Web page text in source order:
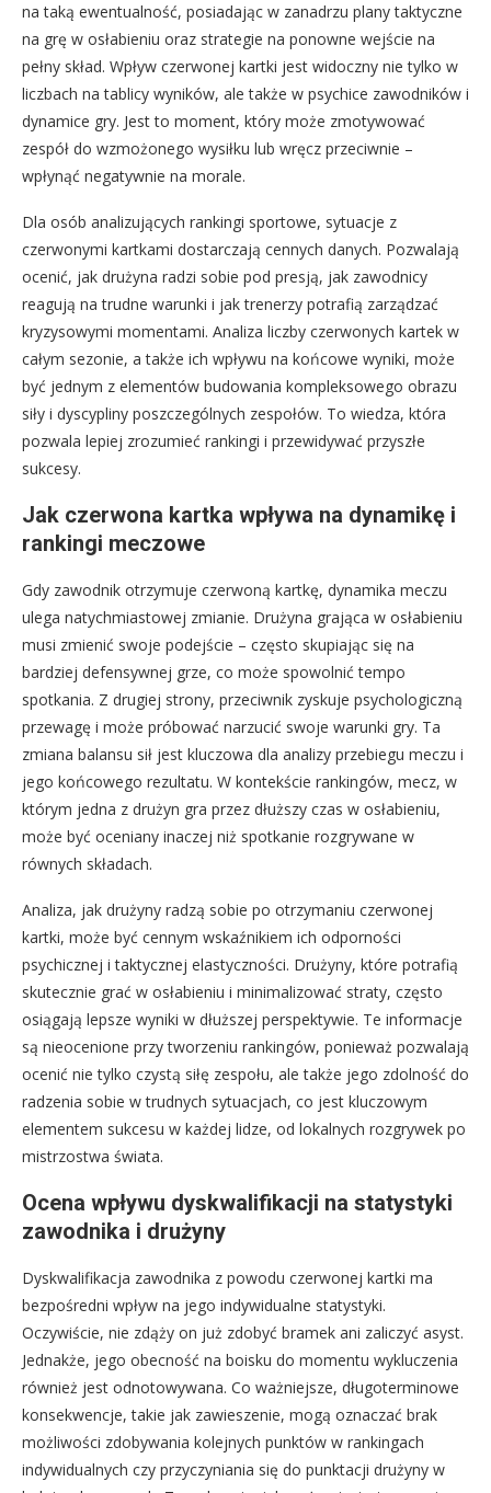
na taką ewentualność, posiadając w zanadrzu plany taktyczne
na grę w osłabieniu oraz strategie na ponowne wejście na
pełny skład. Wpływ czerwonej kartki jest widoczny nie tylko w
liczbach na tablicy wyników, ale także w psychice zawodników i
dynamice gry. Jest to moment, który może zmotywować
zespół do wzmożonego wysiłku lub wręcz przeciwnie –
wpłynąć negatywnie na morale.
Dla osób analizujących rankingi sportowe, sytuacje z
czerwonymi kartkami dostarczają cennych danych. Pozwalają
ocenić, jak drużyna radzi sobie pod presją, jak zawodnicy
reagują na trudne warunki i jak trenerzy potrafią zarządzać
kryzysowymi momentami. Analiza liczby czerwonych kartek w
całym sezonie, a także ich wpływu na końcowe wyniki, może
być jednym z elementów budowania kompleksowego obrazu
siły i dyscypliny poszczególnych zespołów. To wiedza, która
pozwala lepiej zrozumieć rankingi i przewidywać przyszłe
sukcesy.
Jak czerwona kartka wpływa na dynamikę i
rankingi meczowe
Gdy zawodnik otrzymuje czerwoną kartkę, dynamika meczu
ulega natychmiastowej zmianie. Drużyna grająca w osłabieniu
musi zmienić swoje podejście – często skupiając się na
bardziej defensywnej grze, co może spowolnić tempo
spotkania. Z drugiej strony, przeciwnik zyskuje psychologiczną
przewagę i może próbować narzucić swoje warunki gry. Ta
zmiana balansu sił jest kluczowa dla analizy przebiegu meczu i
jego końcowego rezultatu. W kontekście rankingów, mecz, w
którym jedna z drużyn gra przez dłuższy czas w osłabieniu,
może być oceniany inaczej niż spotkanie rozgrywane w
równych składach.
Analiza, jak drużyny radzą sobie po otrzymaniu czerwonej
kartki, może być cennym wskaźnikiem ich odporności
psychicznej i taktycznej elastyczności. Drużyny, które potrafią
skutecznie grać w osłabieniu i minimalizować straty, często
osiągają lepsze wyniki w dłuższej perspektywie. Te informacje
są nieocenione przy tworzeniu rankingów, ponieważ pozwalają
ocenić nie tylko czystą siłę zespołu, ale także jego zdolność do
radzenia sobie w trudnych sytuacjach, co jest kluczowym
elementem sukcesu w każdej lidze, od lokalnych rozgrywek po
mistrzostwa świata.
Ocena wpływu dyskwalifikacji na statystyki
zawodnika i drużyny
Dyskwalifikacja zawodnika z powodu czerwonej kartki ma
bezpośredni wpływ na jego indywidualne statystyki.
Oczywiście, nie zdąży on już zdobyć bramek ani zaliczyć asyst.
Jednakże, jego obecność na boisku do momentu wykluczenia
również jest odnotowywana. Co ważniejsze, długoterminowe
konsekwencje, takie jak zawieszenie, mogą oznaczać brak
możliwości zdobywania kolejnych punktów w rankingach
indywidualnych czy przyczyniania się do punktacji drużyny w